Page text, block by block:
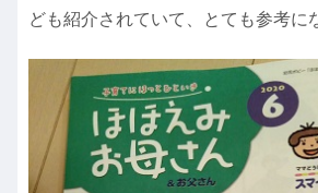
ども紹介されていて、とても参考に